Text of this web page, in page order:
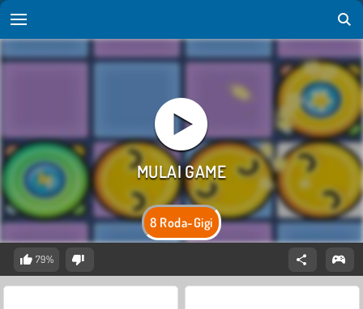
8 Roda-Gigi
79%